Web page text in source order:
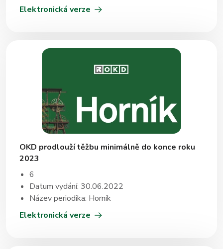
Elektronická verze
OKD prodlouží těžbu minimálně do konce roku
2023
6
Datum vydání: 30.06.2022
Název periodika: Horník
Elektronická verze